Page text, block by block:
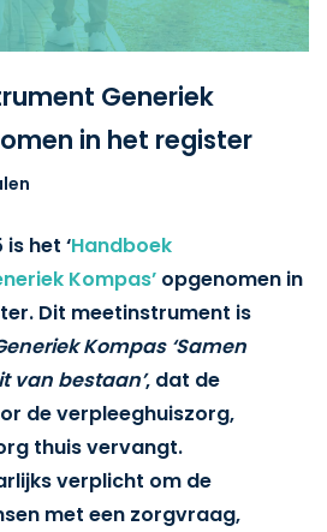
Generiek
in het register
het ‘Handboek
Kompas’ opgenomen in
Dit meetinstrument is
Kompas ‘Samen
van bestaan’, dat de
de verpleeghuiszorg,
thuis vervangt.
verplicht om de
met een zorgvraag,